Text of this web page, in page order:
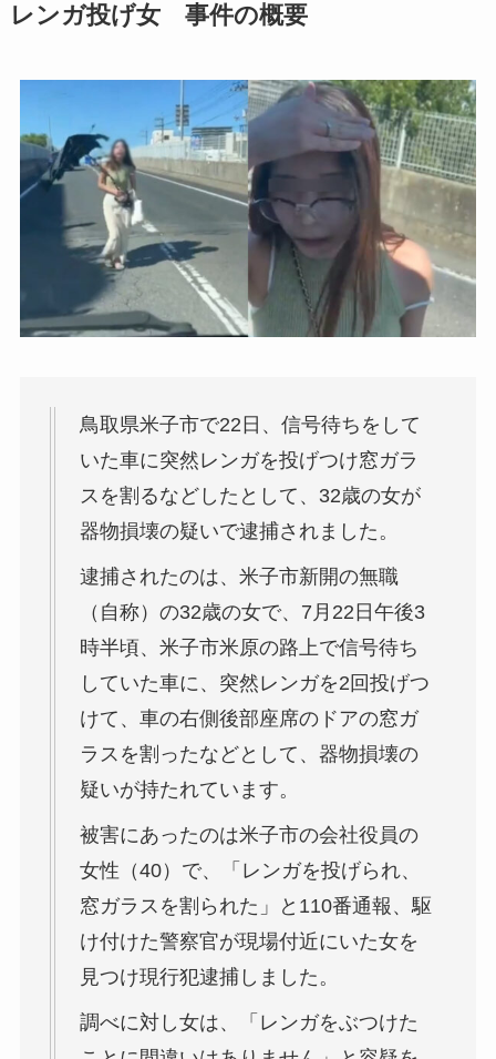
レンガ投げ女 事件の概要
鳥取県米子市で22日、信号待ちをして
いた車に突然レンガを投げつけ窓ガラ
スを割るなどしたとして、32歳の女が
器物損壊の疑いで逮捕されました。
逮捕されたのは、米子市新開の無職
（自称）の32歳の女で、7月22日午後3
時半頃、米子市米原の路上で信号待ち
していた車に、突然レンガを2回投げつ
けて、車の右側後部座席のドアの窓ガ
ラスを割ったなどとして、器物損壊の
疑いが持たれています。
被害にあったのは米子市の会社役員の
女性（40）で、「レンガを投げられ、
窓ガラスを割られた」と110番通報、駆
け付けた警察官が現場付近にいた女を
見つけ現行犯逮捕しました。
調べに対し女は、「レンガをぶつけた